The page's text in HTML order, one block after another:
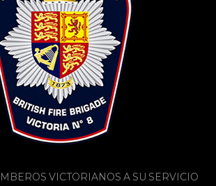
VICTORIANOS A SU SERVICIO